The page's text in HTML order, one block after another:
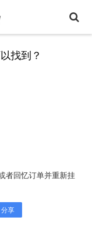
找到？
者回忆订单并重新挂
分享